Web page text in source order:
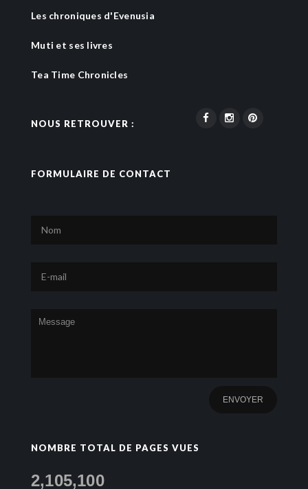
Les chroniques d'Evenusia
Muti et ses livres
Tea Time Chronicles
NOUS RETROUVER :
FORMULAIRE DE CONTACT
NOMBRE TOTAL DE PAGES VUES
2,105,100